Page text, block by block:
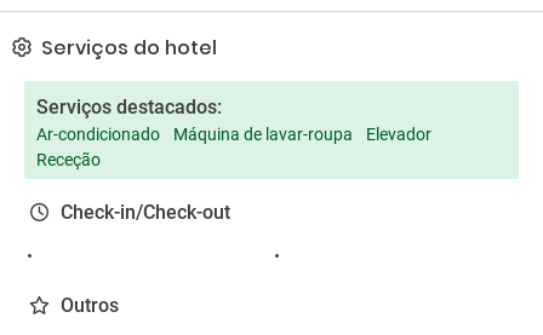
Serviços do hotel
Serviços destacados:
Ar-condicionado Máquina de lavar-roupa
Elevador
Receção
Check-in/Check-out
Outros